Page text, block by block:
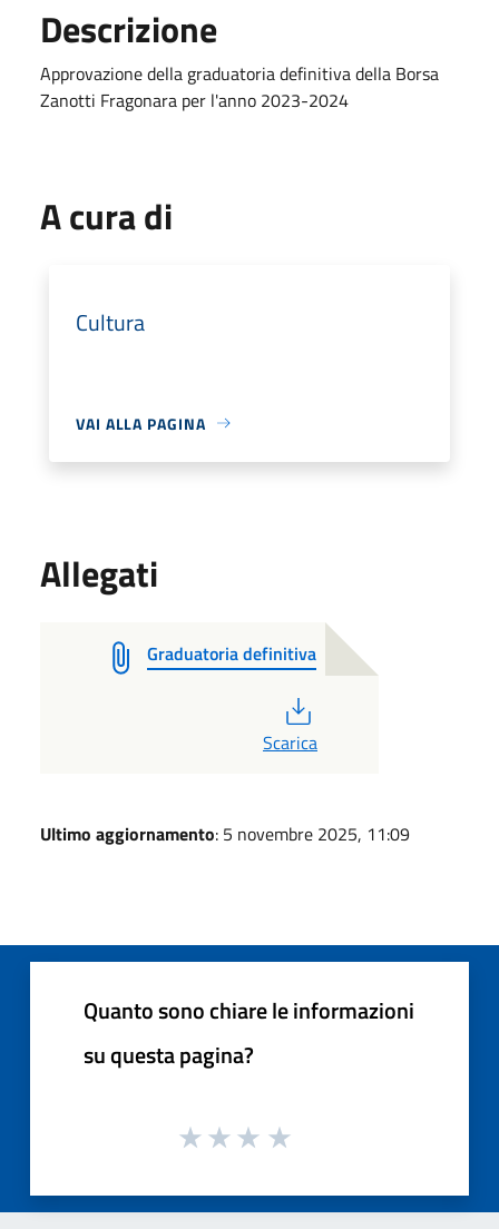
Descrizione
Approvazione della graduatoria definitiva della Borsa
Zanotti Fragonara per l'anno 2023-2024
A cura di
Cultura
VAI ALLA PAGINA
Allegati
Graduatoria definitiva
Scarica
Ultimo aggiornamento: 5 novembre 2025, 11:09
Quanto sono chiare le informazioni
su questa pagina?